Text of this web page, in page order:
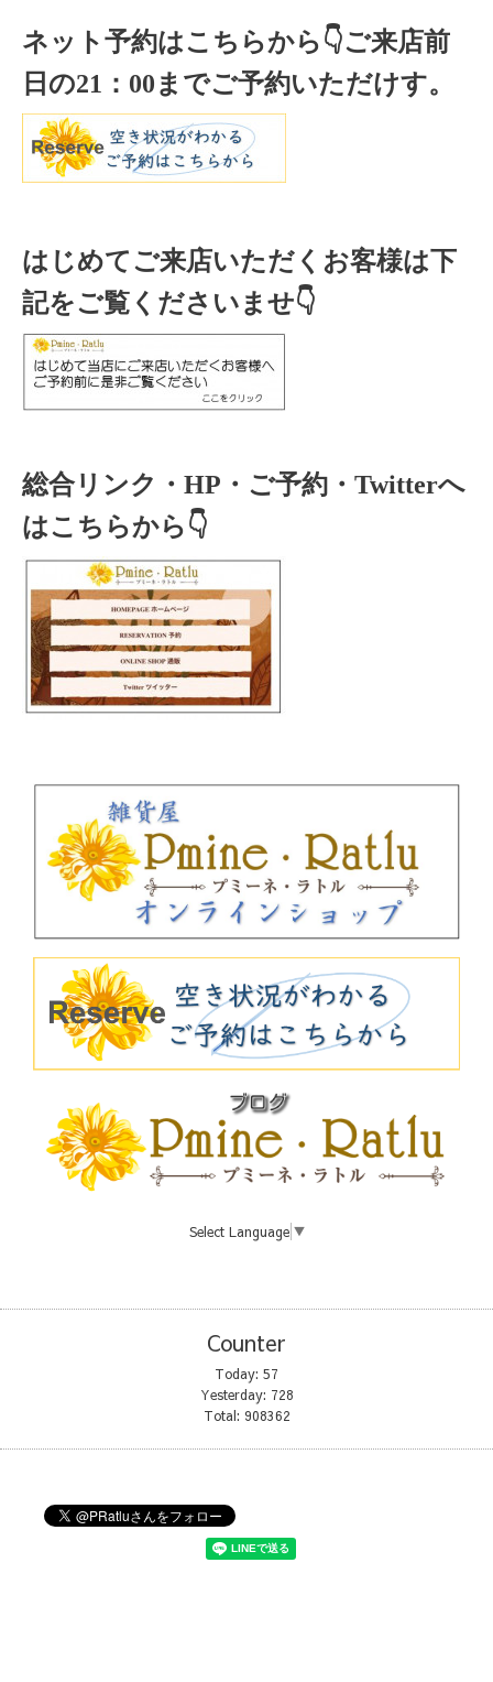
ネット予約はこちらから👇ご来店前
日の21 ： 00までご予約いただけす。
はじめてご来店いただくお客様は下
記をご覧くださいませ👇
総合リンク・HP・ご予約・Twitterへ
はこちらから👇
Select Language ▼
Counter
Today: 57
Yesterday: 728
Total: 908362